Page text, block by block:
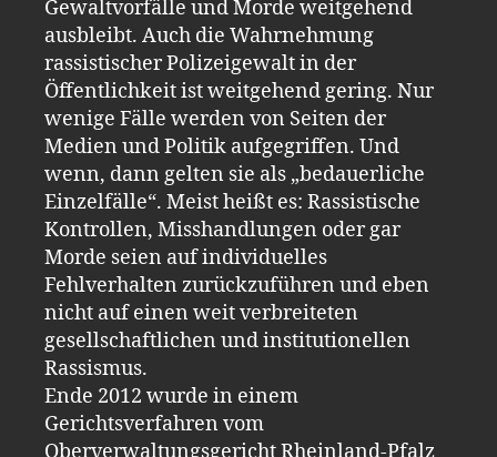
Gewaltvorfälle und Morde weitgehend
ausbleibt. Auch die Wahrnehmung
rassistischer Polizeigewalt in der
Öffentlichkeit ist weitgehend gering. Nur
wenige Fälle werden von Seiten der
Medien und Politik aufgegriffen. Und
wenn, dann gelten sie als „bedauerliche
Einzelfälle“. Meist heißt es: Rassistische
Kontrollen, Misshandlungen oder gar
Morde seien auf individuelles
Fehlverhalten zurückzuführen und eben
nicht auf einen weit verbreiteten
gesellschaftlichen und institutionellen
Rassismus.
Ende 2012 wurde in einem
Gerichtsverfahren vom
Oberverwaltungsgericht Rheinland-Pfalz